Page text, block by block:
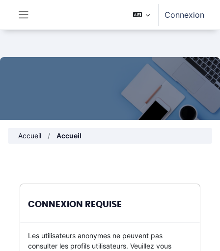
Connexion
Accueil Accueil
CONNEXION REQUISE
Les utilisateurs anonymes ne peuvent pas
consulter les profils utilisateurs. Veuillez vous